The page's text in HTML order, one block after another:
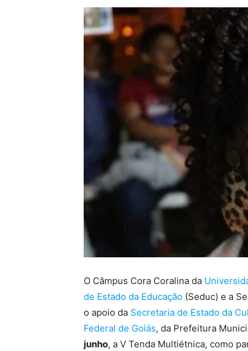
O Câmpus Cora Coralina da
de Estado da Educação (Seduc) e a
o apoio da Secretaria de Estado da
Federal de Goiás, da Prefeitura
junho, a V Tenda Multiétnica, como